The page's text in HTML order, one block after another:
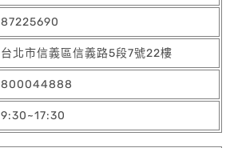
87225690
台北市信義區信義路5段7號22樓
800044888
9:30~17:30